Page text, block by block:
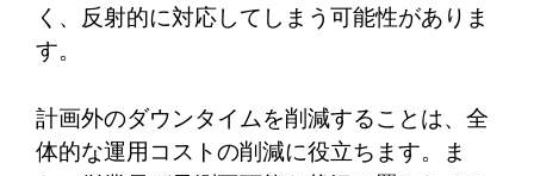
く、反射的に対応してしまう可能性がありま
す。
計画外のダウンタイムを削減することは、全
体的な運用コストの削減に役立ちます。ま